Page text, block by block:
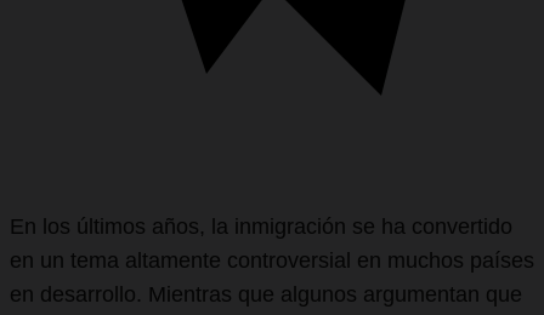
En los últimos años, la inmigración se ha convertido
en un tema altamente controversial en muchos países
en desarrollo. Mientras que algunos argumentan que